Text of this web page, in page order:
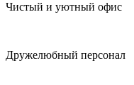
Чистый и уютный офис
Дружелюбный персонал